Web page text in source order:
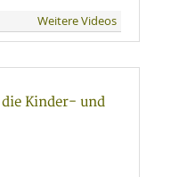
Weitere Videos
Kinder- und